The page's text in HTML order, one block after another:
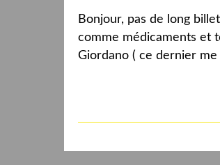
Bonjour, pas de long
comme médicaments et
Giordano ( ce dernier